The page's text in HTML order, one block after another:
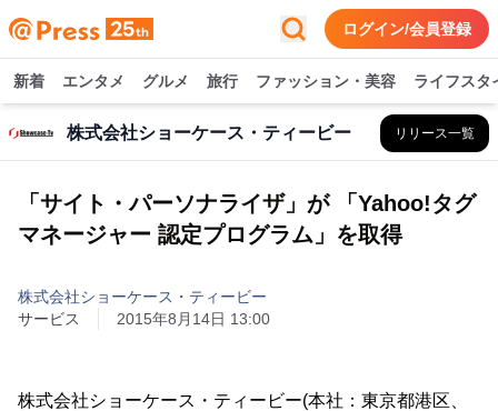
ログイン/会員登録
新着 エンタメ グルメ 旅行 ファッション・美容 ライフスタ
株式会社ショーケース・ティービー リリース一覧
「サイト・パーソナライザ」が 「Yahoo!タグ
マネージャー 認定プログラム」を取得
株式会社ショーケース・ティービー
サービス
2015年8月14日 13:00
株式会社ショーケース・ティービー(本社：東京都港区、